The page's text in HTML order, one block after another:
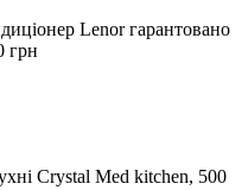
Lenor гарантовано
грн
Crystal Med kitchen, 500